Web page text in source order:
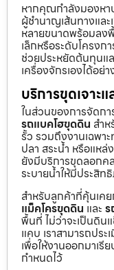
หากคุณกำลังมองหา
ผู้ชำนาญเส้นทางแล
หลายขนาดพร้อมลงพื้
เล็กหรือระดับโครงก
ช่วยประหยัดต้นทุนแ
เครื่องจักรเองได้อย่
บริการขุดเจาะ
ในส่วนของการจัดกา
รถแบคโฮขุดดิน สำ
รั้ว รวมถึงงานเฉพา
ปลา สระน้ำ หรือแหล่
ยังมีบริการขุดลอกค
ระบายน้ำให้มีประสิท
สำหรับลูกค้าที่คุ้นเค
แม็คโครขุดดิน และ
พื้นที่ ไม่ว่าจะเป็นดิน
แคบ เราสามารถปร
เพื่อให้งานออกมาเ
กำหนดไว้